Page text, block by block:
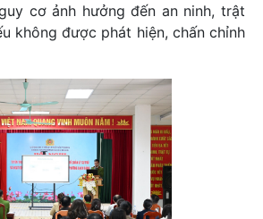
cơ ảnh hưởng đến an ninh, trật
không được phát hiện, chấn chỉnh